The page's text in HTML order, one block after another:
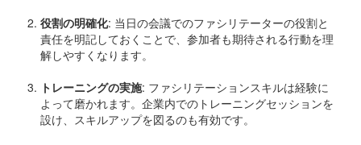
役割の明確化: 当日の会議でのファシリテーターの役割と
責任を明記しておくことで、参加者も期待される行動を理
解しやすくなります。
トレーニングの実施: ファシリテーションスキルは経験に
よって磨かれます。企業内でのトレーニングセッションを
設け、スキルアップを図るのも有効です。